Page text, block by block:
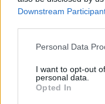
Downstream
Personal Data
I want to opt-out
personal data.
Opted In